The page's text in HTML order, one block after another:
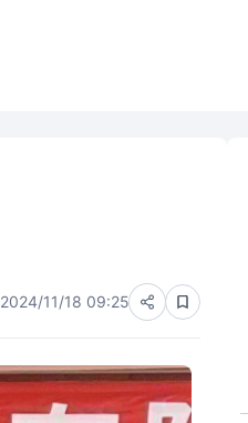
2024/11/18 09:25